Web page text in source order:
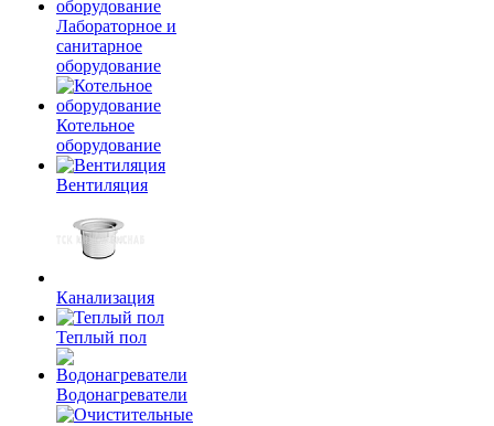
Лабораторное и
санитарное
оборудование
Котельное
оборудование
Вентиляция
Канализация
Теплый пол
Водонагреватели